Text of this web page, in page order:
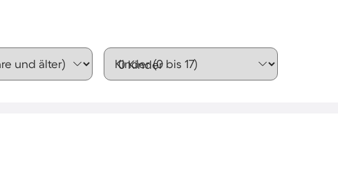
und älter) Kinder (0 bis 17)